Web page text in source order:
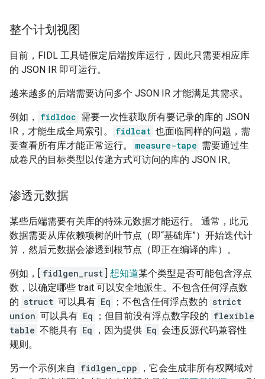
整个计划视图
目前，FIDL 工具链假定后端按库运行，因此只需要相应库
的 JSON IR 即可运行。
越来越多的后端需要访问多个 JSON IR 才能满足其需求。
例如， fidldoc 需要一次性获取所有要记录的库的 JSON
IR，才能生成全局索引。
fidlcat 也面临同样的问题，需
要查看所有库才能正常运行。
measure-tape 需要通过生
成卷尺的目标类型以传递方式可访问的库的 JSON IR。
渗透元数据
某些后端需要有关库的特殊元数据才能运行。 通常，此元
数据需要从库依赖项树的叶节点（即“基础库”）开始迭代计
算，然后元数据会渗透到根节点（即正在编译的库）。
例如，[ fidlgen_rust ] 想知道某个类型是否可能包含浮点
数，以确定哪些 trait 可以安全地派生。不包含任何浮点数
的 struct 可以具有 Eq ；不包含任何浮点数的 strict
union 可以具有 Eq ；但目前没有浮点数字段的 flexible
table 不能具有 Eq ，因为提供 Eq 会违反源代码兼容性
规则。
另一个示例来自 fidlgen_cpp
，它会生成非所有权网域对